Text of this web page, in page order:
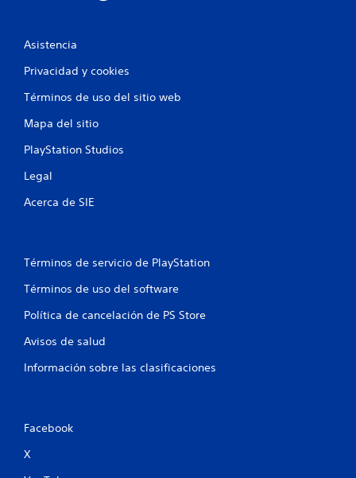
Asistencia
Privacidad y cookies
Términos de uso del sitio web
Mapa del sitio
PlayStation Studios
Legal
Acerca de SIE
Términos de servicio de PlayStation
Términos de uso del software
Política de cancelación de PS Store
Avisos de salud
Información sobre las clasificaciones
Facebook
X